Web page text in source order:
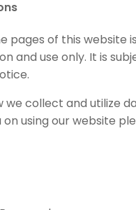
pages of this website
and use only. It is
we collect and utilize
using our website